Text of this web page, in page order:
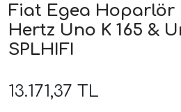
Fiat Egea Hoparlör
Hertz Uno K 165 &
SPLHIFI
13.171,37 TL